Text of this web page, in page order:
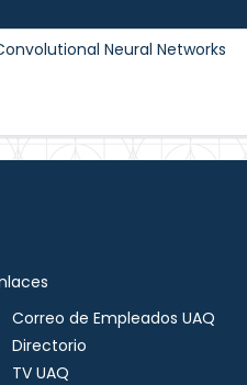
Neural Networks
Correo de Empleados UAQ
Directorio
TV UAQ